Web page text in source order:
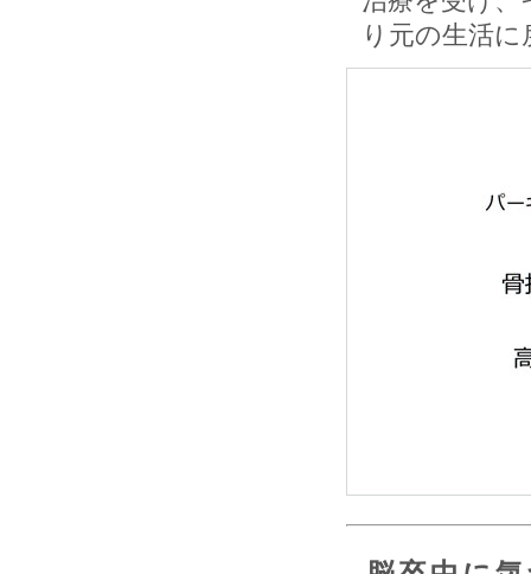
り元の生活